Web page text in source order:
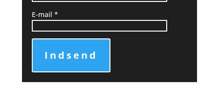
E-mail *
Indsend